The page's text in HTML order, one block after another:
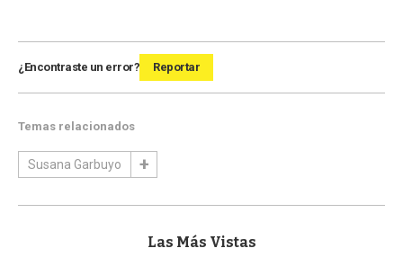
¿Encontraste un error? Reportar
Temas relacionados
Susana Garbuyo
Las Más Vistas